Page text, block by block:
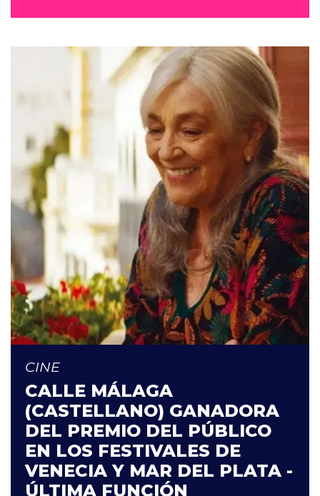
CINE
CALLE MÁLAGA
(CASTELLANO) GANADORA
DEL PREMIO DEL PÚBLICO
EN LOS FESTIVALES DE
VENECIA Y MAR DEL PLATA -
ÚLTIMA FUNCIÓN